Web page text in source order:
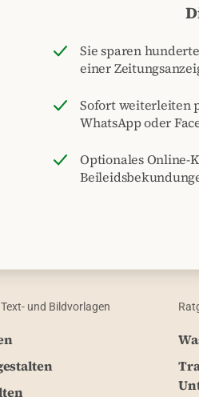
Sie sparen
einer
Sofort weiterleiten
WhatsApp oder
Optionales Online-
und Bildvorlagen